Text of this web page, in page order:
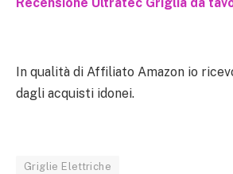
In qualità di Affiliato Amazon io
dagli acquisti idonei.
Griglie Elettriche